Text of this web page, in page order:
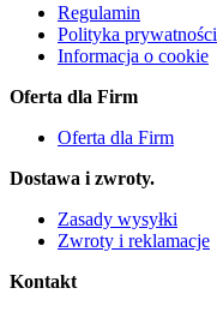
Regulamin
Polityka prywatności
Informacja o cookie
Oferta dla Firm
Oferta dla Firm
Dostawa i zwroty.
Zasady wysyłki
Zwroty i reklamacje
Kontakt